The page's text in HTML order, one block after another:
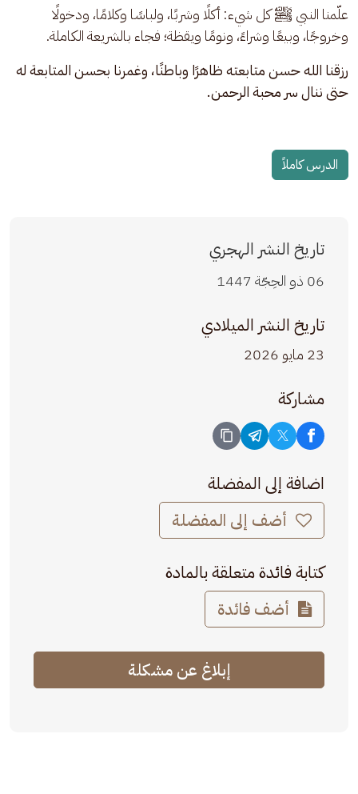
علّمنا النبي ﷺ كل شيء: أكلًا وشربًا، ولباسًا وكلامًا، ودخولًا
وخروجًا، وبيعًا وشراءً، ونومًا ويقظة؛ فجاء بالشريعة الكاملة.
رزقنا الله حسن متابعته ظاهرًا وباطنًا، وغمرنا بحسن المتابعة له
حتى ننال سر محبة الرحمن.
الدرس كاملاً
تاريخ النشر الهجري
06 ذو الحِجّة 1447
تاريخ النشر الميلادي
23 مايو 2026
مشاركة
اضافة إلى المفضلة
أضف إلى المفضلة
كتابة فائدة متعلقة بالمادة
أضف فائدة
إبلاغ عن مشكلة